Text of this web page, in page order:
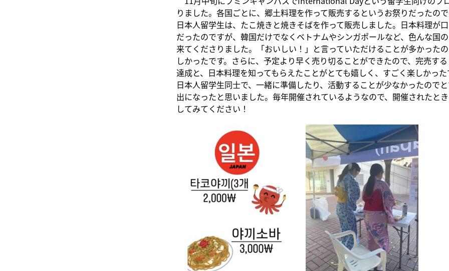
りました。各国ごとに、郷土料理を作って販売するというお祭りだったの
日本人留学生は、たこ焼きと焼きそばを作って販売しました。日本料理が
だったのですが、韓国だけでなくベトナムやシンガポールなど、色んな国
来てくださりました。「おいしい！」と言っていただけることが多かった
しかったです。さらに、予定より早く売り切ることができたので、完売す
達成と、日本料理を知ってもらえたことがとても嬉しく、すごく楽しかっ
日本人留学生同士で、一緒に準備したり、活動することが少なかったので
出になったと思いました。毎年開催されているようなので、開催されたと
してみてください！